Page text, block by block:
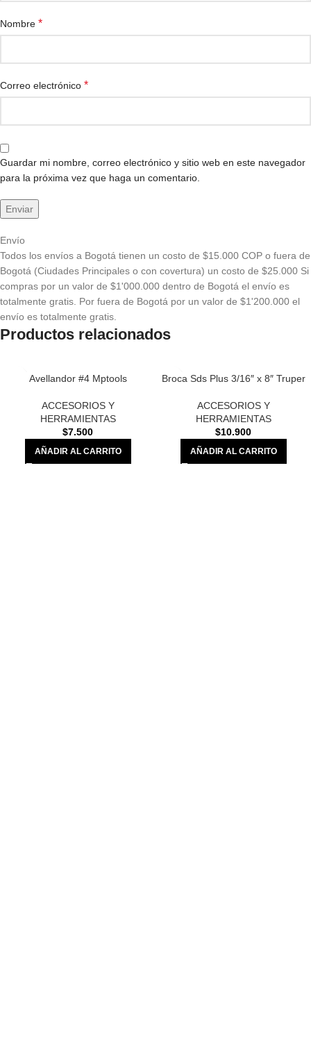
Nombre *
Correo electrónico *
Guardar mi nombre, correo electrónico y sitio web en este navegador
para la próxima vez que haga un comentario.
Envío
Todos los envíos a Bogotá tienen un costo de $15.000 COP o fuera de
Bogotá (Ciudades Principales o con covertura) un costo de $25.000 Si
compras por un valor de $1'000.000 dentro de Bogotá el envío es
totalmente gratis. Por fuera de Bogotá por un valor de $1'200.000 el
envío es totalmente gratis.
Productos relacionados
Avellandor #4 Mptools
ACCESORIOS Y
HERRAMIENTAS
$7.500
AÑADIR AL CARRITO
Broca Sds Plus 3/16″ x 8″ Truper
ACCESORIOS Y
HERRAMIENTAS
$10.900
AÑADIR AL CARRITO